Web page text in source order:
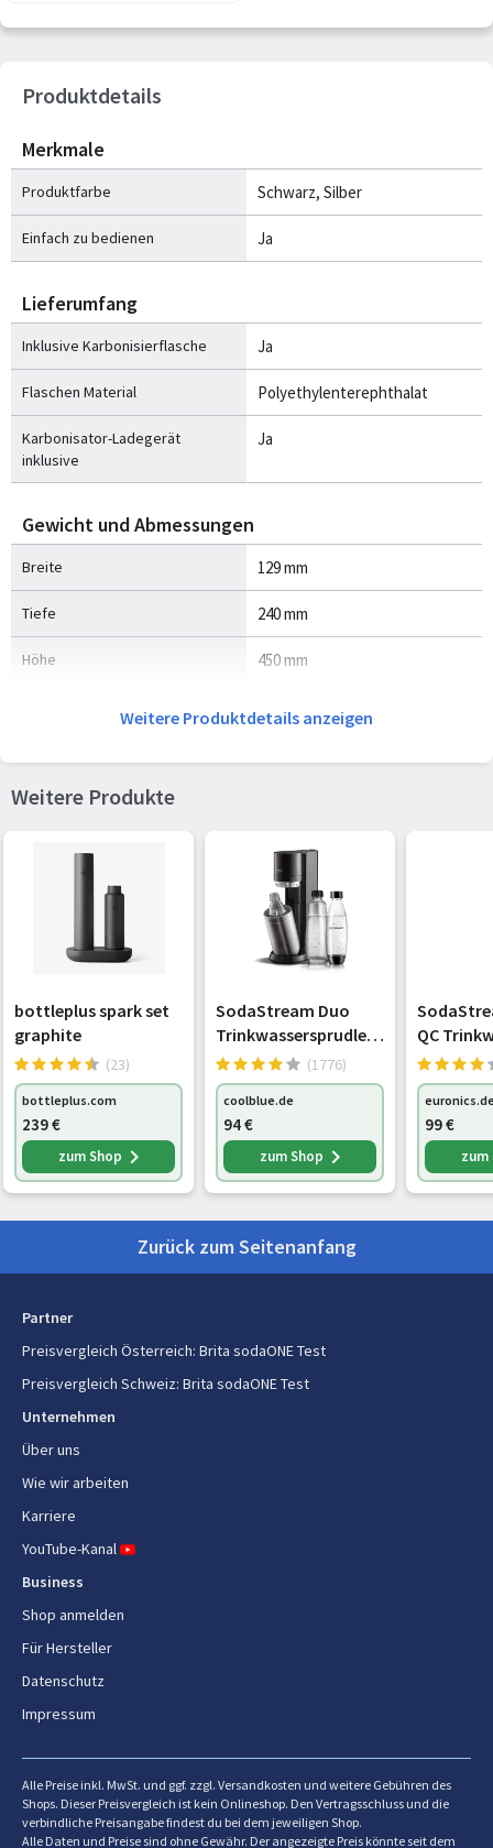
Produktdetails
Merkmale
Produktfarbe Schwarz, Silber
Einfach zu bedienen Ja
Lieferumfang
Inklusive Karbonisierflasche Ja
Flaschen Material Polyethylenterephthalat
Karbonisator-Ladegerät
inklusive
Ja
Gewicht und Abmessungen
Breite 129 mm
Tiefe 240 mm
Höhe 450 mm
Weitere Produktdetails anzeigen
Weitere Produkte
bottleplus spark set
graphite
(23)
bottleplus.com
239€
zum Shop
SodaStream Duo
Trinkwassersprudler
titan
(1776)
coolblue.de
94€
zum Shop
QC
Sprudler
99€
Zurück zum Seitenanfang
Partner
Preisvergleich Österreich: Brita sodaONE Test
Preisvergleich Schweiz: Brita sodaONE Test
Unternehmen
Über uns
Wie wir arbeiten
Karriere
YouTube-Kanal
Business
Shop anmelden
Für Hersteller
Datenschutz
Impressum
Alle Preise inkl. MwSt. und ggf. zzgl. Versandkosten und weitere Gebühren des
Shops. Dieser Preisvergleich ist kein Onlineshop. Den Vertragsschluss und die
verbindliche Preisangabe findest du bei dem jeweiligen Shop.
Alle Daten und Preise sind ohne Gewähr. Der angezeigte Preis könnte seit dem